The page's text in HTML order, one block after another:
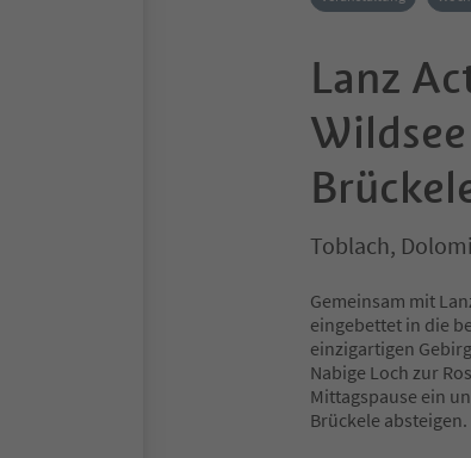
Lanz
Toblach,
Gemeinsam mit
eingebettet in die
einzigartigen
Nabige Loch zur
Mittagspause ein
Brückele absteigen.